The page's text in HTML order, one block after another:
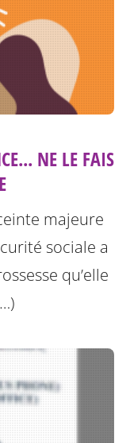
NE LE FAIS
majeure
sociale a
qu’elle